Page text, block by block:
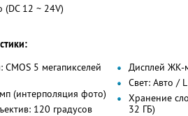
(DC 12 ~ 24V)
5 мегапикселей
(интерполяция фото)
120 градусов
Дисплей ЖК-
Свет: Авто /
Хранение
32 ГБ)